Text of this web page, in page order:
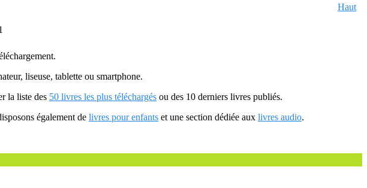
Haut
liseuse, tablette ou smartphone.
la liste des 50 livres les plus téléchargés ou des 10 derniers livres publiés.
également de livres pour enfants et une section dédiée aux livres audio.